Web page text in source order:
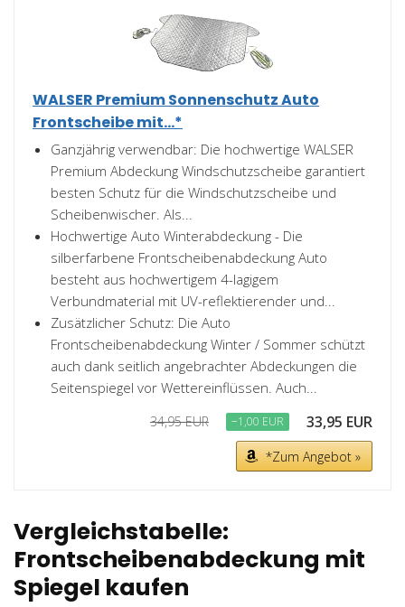
WALSER Premium Sonnenschutz Auto
Frontscheibe mit...*
Ganzjährig verwendbar: Die hochwertige WALSER
Premium Abdeckung Windschutzscheibe garantiert
besten Schutz für die Windschutzscheibe und
Scheibenwischer. Als...
Hochwertige Auto Winterabdeckung - Die
silberfarbene Frontscheibenabdeckung Auto
besteht aus hochwertigem 4-lagigem
Verbundmaterial mit UV-reflektierender und...
Zusätzlicher Schutz: Die Auto
Frontscheibenabdeckung Winter / Sommer schützt
auch dank seitlich angebrachter Abdeckungen die
Seitenspiegel vor Wettereinflüssen. Auch...
34,95 EUR −1,00 EUR 33,95 EUR
*Zum Angebot »
Vergleichstabelle:
Frontscheibenabdeckung mit
Spiegel kaufen